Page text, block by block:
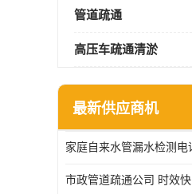
管道疏通
高压车疏通清淤
最新供应商机
市政管道疏通公司 时效快